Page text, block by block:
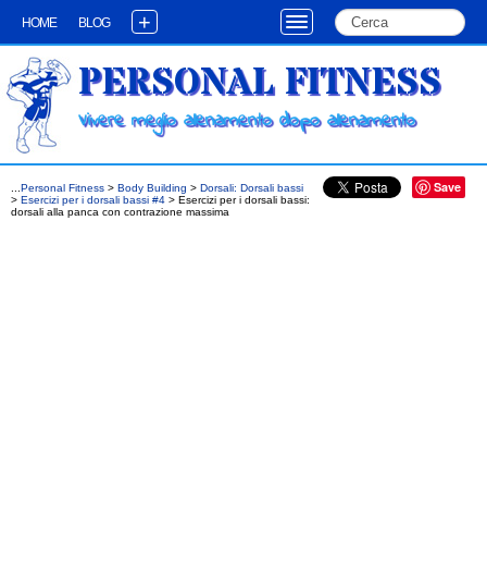
HOME BLOG +
PERSONAL FITNESS
Vivere meglio allenamento dopo allenamento
Save
Personal Fitness > Body Building > Dorsali: Dorsali bassi
> Esercizi per i dorsali bassi #4 > Esercizi per i dorsali bassi:
dorsali alla panca con contrazione massima